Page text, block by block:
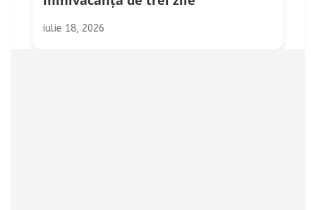
iulie 18, 2026